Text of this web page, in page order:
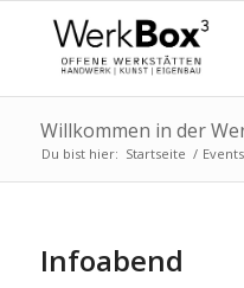
Willkommen in der
Du bist hier: Startseite / Events
Infoabend